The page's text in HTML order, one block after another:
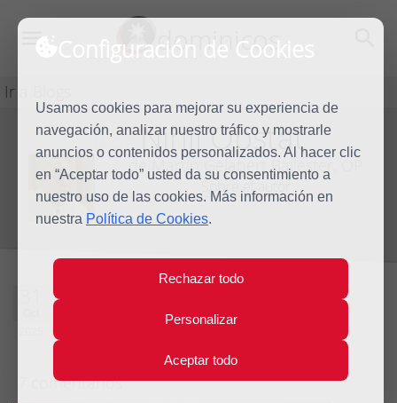
Configuración de Cookies
Usamos cookies para mejorar su experiencia de
navegación, analizar nuestro tráfico y mostrarle
anuncios o contenidos personalizados. Al hacer clic
en “Aceptar todo” usted da su consentimiento a
nuestro uso de las cookies. Más información en
nuestra Política de Cookies.
Rechazar todo
Personalizar
Aceptar todo
dominicos
Ir a Blogs
BlogNihil Obstat
de Martín Gelabert Ballester, OP
Sobre el autor
Atesorar para sí o
ser rico ante Dios
7 comentarios